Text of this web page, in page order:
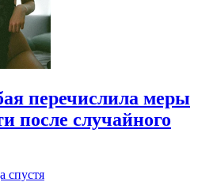
перечислила меры
после случайного
спустя